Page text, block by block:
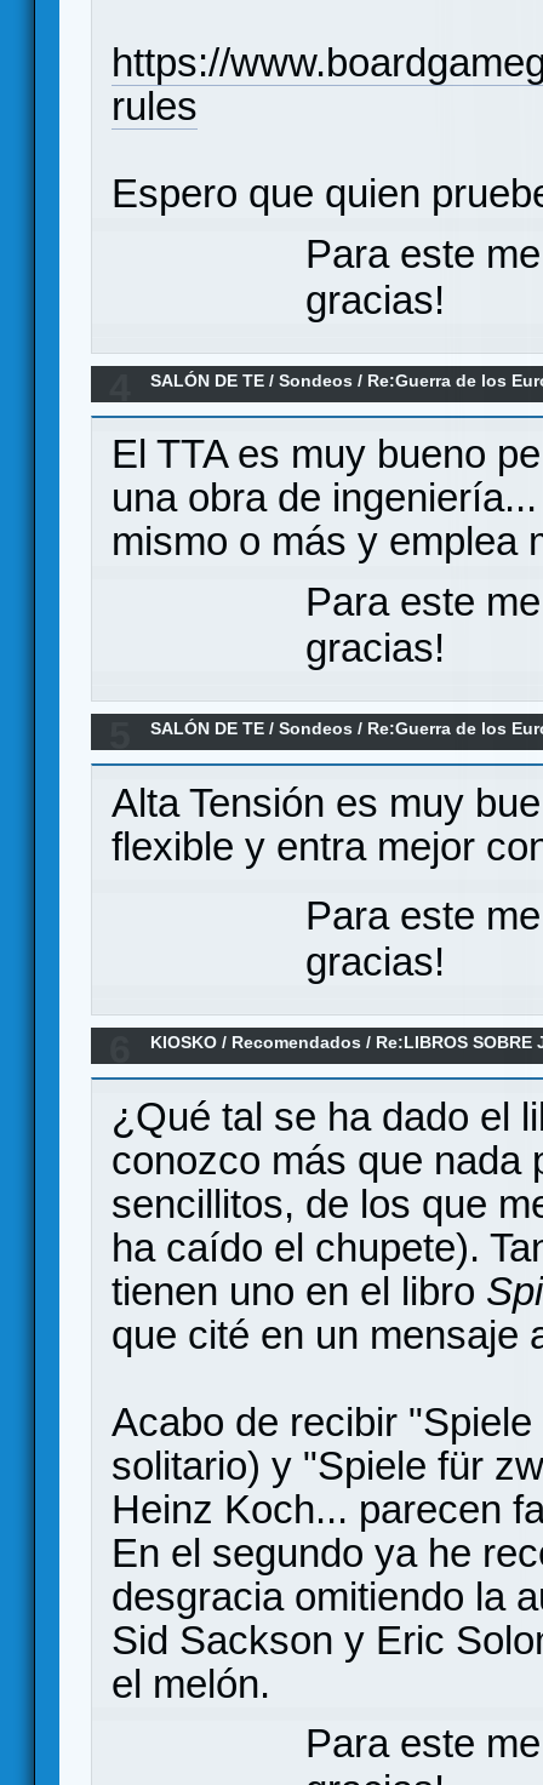
https://
rules
Espero que quien
Para este
gracias!
SALÓN DE TE /Sondeos / Re:Guerra de los
El TTA es muy bueno
una obra de
mismo o más y emplea
Para este
gracias!
SALÓN DE TE /Sondeos / Re:Guerra de los
Alta Tensión es muy
flexible y entra mejor
Para este
gracias!
KIOSKO / Recomendados / Re:LIBROS SOBRE
¿Qué tal se ha dado el
conozco más que nada
sencillitos, de los que
ha caído el chupete).
tienen uno en el libro
que cité en un mensaje
Acabo de recibir
solitario) y "Spiele für
Heinz Koch... parecen
En el segundo ya he
desgracia omitiendo la
Sid Sackson y Eric
el melón.
Para este